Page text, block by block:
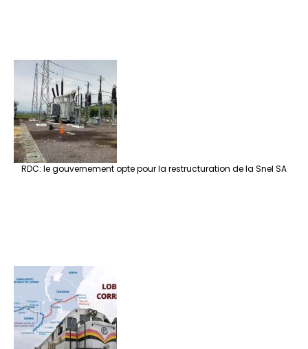
RDC: le gouvernement opte pour la restructuration de la Snel SA